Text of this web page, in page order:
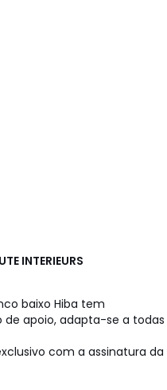
INTERIEURS
baixo Hiba tem
apoio, adapta-se a todas
com a assinatura da